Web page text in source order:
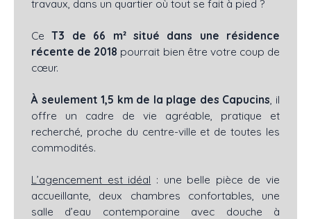
travaux, dans un quartier où tout se fait à pied ?
Ce T3 de 66 m² situé dans une résidence
récente de 2018 pourrait bien être votre coup de
cœur.
À seulement 1,5 km de la plage des Capucins , il
offre un cadre de vie agréable, pratique et
recherché, proche du centre-ville et de toutes les
commodités.
L’agencement est idéal : une belle pièce de vie
accueillante, deux chambres confortables, une
salle d’eau contemporaine avec douche à